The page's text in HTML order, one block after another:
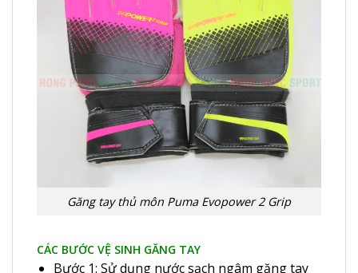
Găng tay thủ môn Puma Evopower 2 Grip
CÁC BƯỚC VỆ SINH GĂNG TAY
Bước 1: Sử dụng nước sạch ngâm găng tay